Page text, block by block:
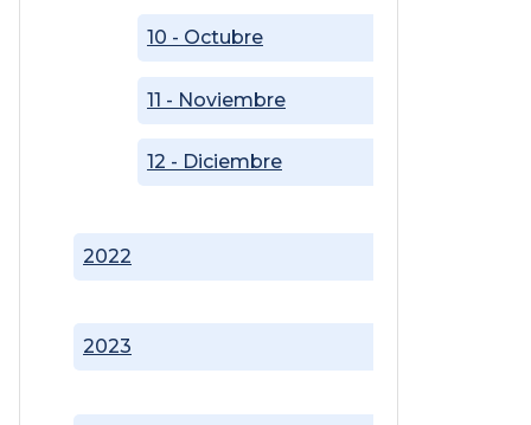
10 - Octubre
11 - Noviembre
12 - Diciembre
2022
2023